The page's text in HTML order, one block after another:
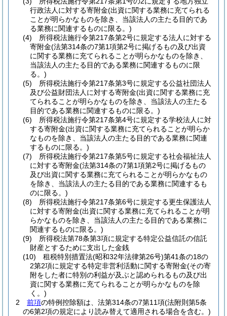
行政法人に対する寄附金(出資に関する業務に充てられる
ことが明らかなものを除き、当該法人の主たる目的であ
る業務に関連するものに限る。)
(4)
所得税法施行令第217条第2号に規定する法人に対する
寄附金(法第314条の7第1項第2号に掲げるもの及び出資
に関する業務に充てられることが明らかなものを除き、
当該法人の主たる目的である業務に関連するものに限
る。)
(5)
所得税法施行令第217条第3号に規定する公益社団法人
及び公益財団法人に対する寄附金(出資に関する業務に充
てられることが明らかなものを除き、当該法人の主たる
目的である業務に関連するものに限る。)
(6)
所得税法施行令第217条第4号に規定する学校法人に対
する寄附金(出資に関する業務に充てられることが明らか
なものを除き、当該法人の主たる目的である業務に関連
するものに限る。)
(7)
所得税法施行令第217条第5号に規定する社会福祉法人
に対する寄附金(法第314条の7第1項第2号に掲げるもの
及び出資に関する業務に充てられることが明らかなもの
を除き、当該法人の主たる目的である業務に関連するも
のに限る。)
(8)
所得税法施行令第217条第6号に規定する更生保護法人
に対する寄附金(出資に関する業務に充てられることが明
らかなものを除き、当該法人の主たる目的である業務に
関連するものに限る。)
(9)
所得税法第78条第3項に規定する特定公益信託の信託
財産とするために支出した金銭
(10)
租税特別措置法(昭和32年法律第26号)第41条の18の
2第2項に規定する特定非営利活動に関する寄附金(その寄
附をした者に特別の利益が及ぶと認められるもの及び出
資に関する業務に充てられることが明らかなものを除
く。)
2
前項の特例控除額は、法第314条の7第11項(法附則第5条
の6第2項の規定により読み替えて適用される場合を含む。)